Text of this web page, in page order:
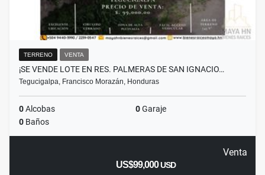
TERRENO VENTA
¡SE VENDE LOTE EN RES. PALMERAS DE SAN IGNACIO…
Tegucigalpa, Francisco Morazán, Honduras
0Alcobas 0Garaje
0 Baños
Venta
US$99,000USD